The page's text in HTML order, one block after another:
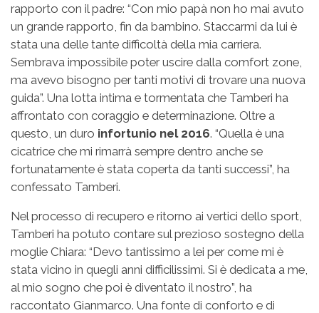
rapporto con il padre: “Con mio papà non ho mai avuto
un grande rapporto, fin da bambino. Staccarmi da lui è
stata una delle tante difficoltà della mia carriera.
Sembrava impossibile poter uscire dalla comfort zone,
ma avevo bisogno per tanti motivi di trovare una nuova
guida”. Una lotta intima e tormentata che Tamberi ha
affrontato con coraggio e determinazione. Oltre a
questo, un duro infortunio nel 2016. “Quella è una
cicatrice che mi rimarrà sempre dentro anche se
fortunatamente è stata coperta da tanti successi”, ha
confessato Tamberi.
Nel processo di recupero e ritorno ai vertici dello sport,
Tamberi ha potuto contare sul prezioso sostegno della
moglie Chiara: “Devo tantissimo a lei per come mi è
stata vicino in quegli anni difficilissimi. Si è dedicata a me,
al mio sogno che poi è diventato il nostro”, ha
raccontato Gianmarco. Una fonte di conforto e di